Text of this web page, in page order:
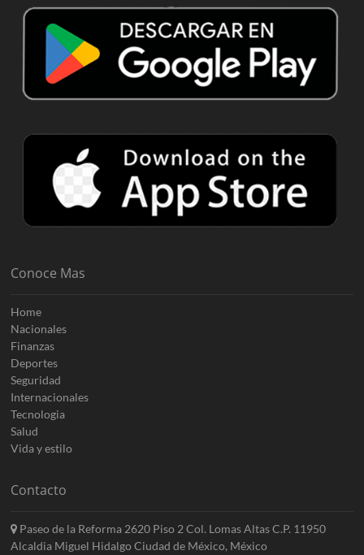
Conoce Mas
Home
Nacionales
Finanzas
Deportes
Seguridad
Internacionales
Tecnologia
Salud
Vida y estilo
Contacto
Paseo de la Reforma 2620 Piso 2 Col. Lomas Altas C.P. 11950
Alcaldia Miguel Hidalgo Ciudad de México, México